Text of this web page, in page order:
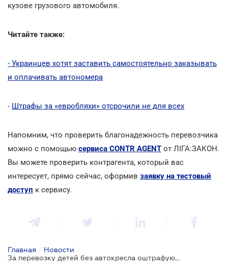
кузове грузового автомобиля.
Читайте также:
- Украинцев хотят заставить самостоятельно заказывать
и оплачивать автономера
- Штрафы за «евробляхи» отсрочили не для всех
Напомним, что проверить благонадежность перевозчика
можно с помощью сервиса CONTR AGENT от ЛІГА:ЗАКОН.
Вы можете проверить контрагента, который вас
интересует, прямо сейчас, оформив заявку на тестовый
доступ к сервису.
Главная / Новости /
За перевозку детей без автокресла оштрафуют на 510 грн